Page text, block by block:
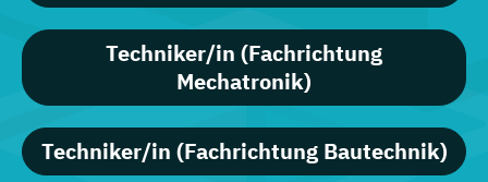
Techniker/in (Fachrichtung
Mechatronik)
Techniker/in (Fachrichtung Bautechnik)